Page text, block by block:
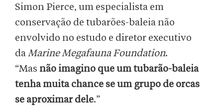
Simon Pierce, um especialista em
conservação de tubarões-baleia não
envolvido no estudo e diretor executivo
daMarine Megafauna Foundation.
“Mas não imagino que um tubarão-baleia
tenha muita chance se um grupo de orcas
se aproximar dele.”